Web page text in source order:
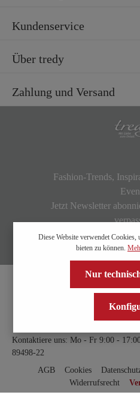
Kundenservice
Über tredy
Zahlung und Versand
Fashion-Trends,
Jetzt Newsletter
Kontaktiere uns: Mo - Fr 9:00 -
89498-22
AGB
Cookies
Widerrufsrecht
Diese Website verwendet
bieten zu können.
Nur